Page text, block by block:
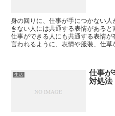
身の回りに、仕事が手につかない
きない人には共通する表情があると
仕事ができる人にも共通する表情
言われるように、表情や服装、仕草
生活
仕事が
対処法